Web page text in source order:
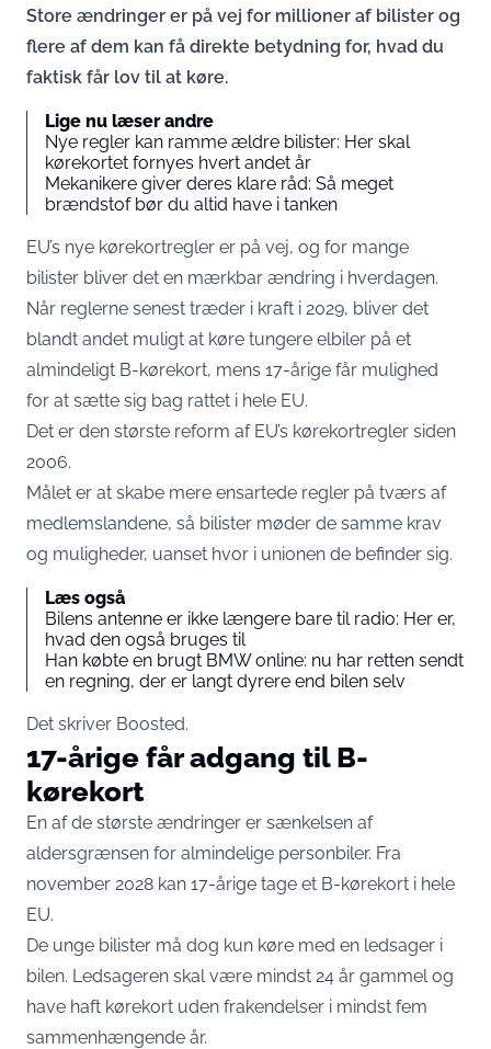
Store ændringer er på vej for millioner af bilister og
flere af dem kan få direkte betydning for, hvad du
faktisk får lov til at køre.
Lige nu læser andre
Nye regler kan ramme ældre bilister: Her skal
kørekortet fornyes hvert andet år
Mekanikere giver deres klare råd: Så meget
brændstof bør du altid have i tanken
EU’s nye kørekortregler er på vej, og for mange
bilister bliver det en mærkbar ændring i hverdagen.
Når reglerne senest træder i kraft i 2029, bliver det
blandt andet muligt at køre tungere elbiler på et
almindeligt B-kørekort, mens 17-årige får mulighed
for at sætte sig bag rattet i hele EU.
Det er den største reform af EU’s kørekortregler siden
2006.
Målet er at skabe mere ensartede regler på tværs af
medlemslandene, så bilister møder de samme krav
og muligheder, uanset hvor i unionen de befinder sig.
Læs også
Bilens antenne er ikke længere bare til radio: Her er,
hvad den også bruges til
Han købte en brugt BMW online: nu har retten sendt
en regning, der er langt dyrere end bilen selv
Det skriver Boosted.
17-årige får adgang til B-
kørekort
En af de største ændringer er sænkelsen af
aldersgrænsen for almindelige personbiler. Fra
november 2028 kan 17-årige tage et B-kørekort i hele
EU.
De unge bilister må dog kun køre med en ledsager i
bilen. Ledsageren skal være mindst 24 år gammel og
have haft kørekort uden frakendelser i mindst fem
sammenhængende år.